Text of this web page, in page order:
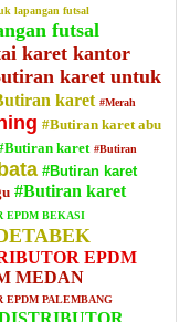
lapangan futsal
futsal
karet kantor
karet untuk
karet #Merah
#Butiran karet abu
karet #Butiran
#Butiran karet
#Butiran karet
EPDM BEKASI
EPDM
MEDAN
EPDM PALEMBANG